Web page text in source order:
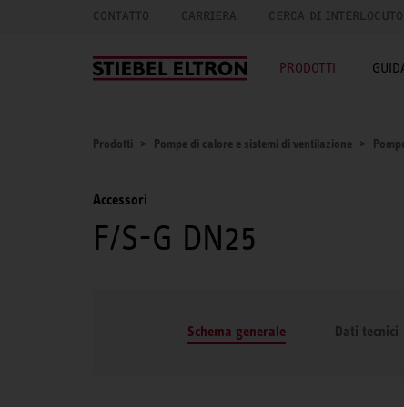
CONTATTO CARRIERA CERCA DI
PRODOTTI
Prodotti Pompe di calore e sistemi di ventilazione
Accessori
F/S-G DN25
Schema generale Dati tecnici